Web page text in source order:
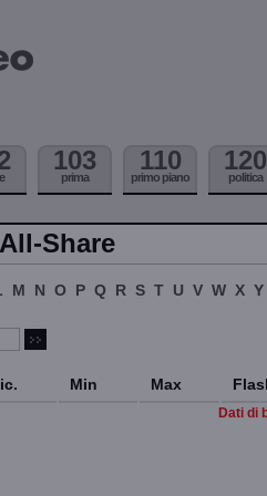
103
prima
110
primo piano
120
politica
Share
M N O P Q R S T U V W X Y
Min Max
Dati di